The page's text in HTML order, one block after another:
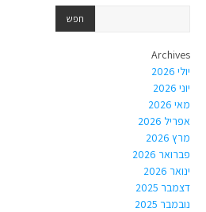
Archives
יולי 2026
יוני 2026
מאי 2026
אפריל 2026
מרץ 2026
פברואר 2026
ינואר 2026
דצמבר 2025
נובמבר 2025